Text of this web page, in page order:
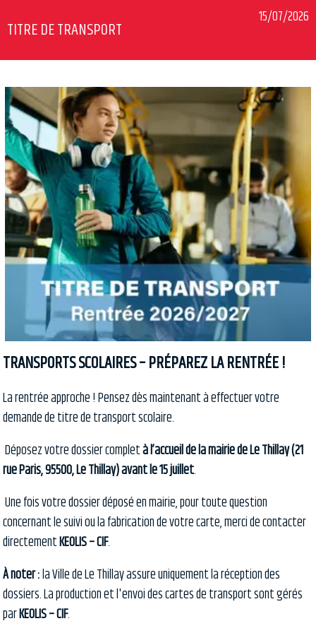
TITRE DE TRANSPORT
15/07/2026
TRANSPORTS SCOLAIRES – PRÉPAREZ LA RENTRÉE !
La rentrée approche ! Pensez dès maintenant à effectuer votre
demande de titre de transport scolaire.
Déposez votre dossier completà l’accueil de la mairie de Le Thillay (21
rue Paris, 95500, Le Thillay) avant le 15 juillet.
Une fois votre dossier déposé en mairie, pour toute question
concernant le suivi ou la fabrication de votre carte, merci de contacter
directementKEOLIS – CIF.
À noter :la Ville de Le Thillay assure uniquement la réception des
dossiers. La production et l'envoi des cartes de transport sont gérés
parKEOLIS – CIF.